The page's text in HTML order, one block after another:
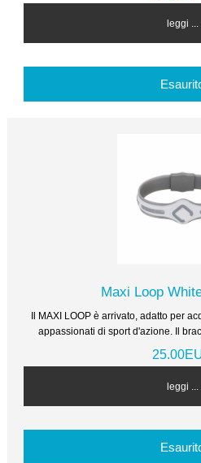
leggi ...
Maxi Loop
Il MAXI LOOP è arrivato, adatto per
appassionati di sport d'azione. Il
leggi ...